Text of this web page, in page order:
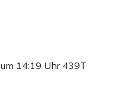
14:19 Uhr 439T